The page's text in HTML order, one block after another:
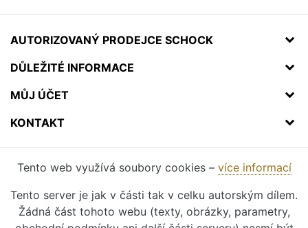
AUTORIZOVANÝ PRODEJCE SCHOCK
DŮLEŽITÉ INFORMACE
MŮJ ÚČET
KONTAKT
Tento web využívá soubory cookies – více informací
Tento server je jak v části tak v celku autorským dílem.
Žádná část tohoto webu (texty, obrázky, parametry,